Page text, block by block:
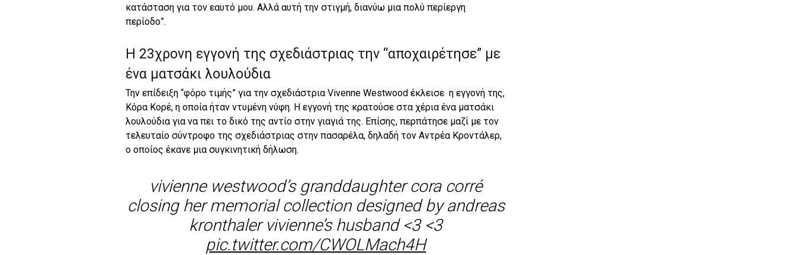
κατάσταση για τον εαυτό μου. Αλλά αυτή την στιγμή, διανύω μια πολύ περίεργη
περίοδο”.
Η 23χρονη εγγονή της σχεδιάστριας την “αποχαιρέτησε” με
ένα ματσάκι λουλούδια
Την επίδειξη “φόρο τιμής” για την σχεδιάστρια Vivenne Westwood έκλεισε η εγγονή της,
Κόρα Κορέ, η οποία ήταν ντυμένη νύφη. Η εγγονή της κρατούσε στα χέρια ένα ματσάκι
λουλούδια για να πει το δικό της αντίο στην γιαγιά της. Επίσης, περπάτησε μαζί με τον
τελευταίο σύντροφο της σχεδιάστριας στην πασαρέλα, δηλαδή τον Αντρέα Κροντάλερ,
ο οποίος έκανε μια συγκινητική δήλωση.
vivienne westwood’s granddaughter cora corré
closing her memorial collection designed by andreas
kronthaler vivienne’s husband <3 <3
pic.twitter.com/CWOLMach4H